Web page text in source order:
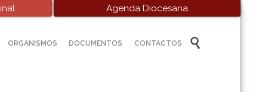
Agenda Diocesana
Skip
to
ORGANISMOS DOCUMENTOS CONTACTOS 